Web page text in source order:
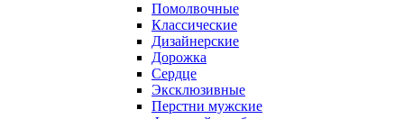
Помолвочные
Классические
Дизайнерские
Дорожка
Сердце
Эксклюзивные
Перстни мужские